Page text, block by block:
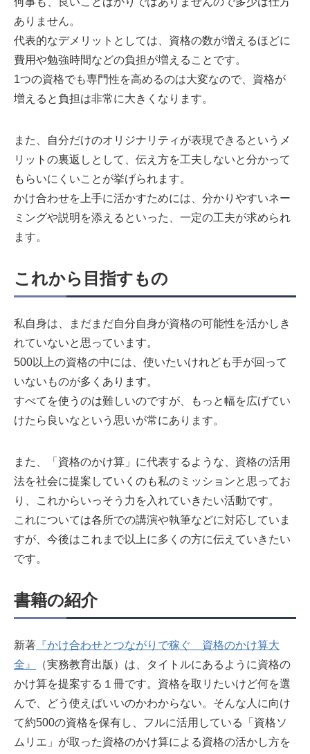
ありません。
代表的なデメリットとしては、資格の数が増えるほどに
費用や勉強時間などの負担が増えることです。
1つの資格でも専門性を高めるのは大変なので、資格が
増えると負担は非常に大きくなります。
また、自分だけのオリジナリティが表現できるというメ
リットの裏返しとして、伝え方を工夫しないと分かって
もらいにくいことが挙げられます。
かけ合わせを上手に活かすためには、分かりやすいネー
ミングや説明を添えるといった、一定の工夫が求められ
ます。
これから目指すもの
私自身は、まだまだ自分自身が資格の可能性を活かしき
れていないと思っています。
500以上の資格の中には、使いたいけれども手が回って
いないものが多くあります。
すべてを使うのは難しいのですが、もっと幅を広げてい
けたら良いなという思いが常にあります。
また、「資格のかけ算」に代表するような、資格の活用
法を社会に提案していくのも私のミッションと思ってお
り、これからいっそう力を入れていきたい活動です。
これについては各所での講演や執筆などに対応していま
すが、今後はこれまで以上に多くの方に伝えていきたい
です。
書籍の紹介
新著 『かけ合わせとつながりで稼ぐ 資格のかけ算大
全』
（実務教育出版）は、タイトルにあるように資格の
かけ算を提案する１冊です。資格を取リたいけど何を選
んで、どう使えばいいのかわからない。そんな人に向け
て約500の資格を保有し、フルに活用している「資格ソ
ムリエ」が取った資格のかけ算による資格の活かし方を